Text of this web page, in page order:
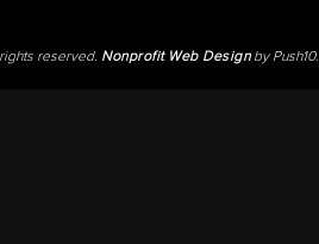
reserved. Nonprofit Web Designby Push10.